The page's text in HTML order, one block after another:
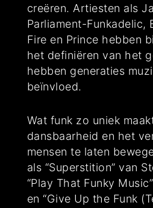
creëren. Artiesten als
Parliament-Funkadelic,
Fire en Prince hebben
het definiëren van het
hebben generaties
beïnvloed.
Wat funk zo uniek
dansbaarheid en het
mensen te laten
als “Superstition” van
“Play That Funky
en “Give Up the Funk